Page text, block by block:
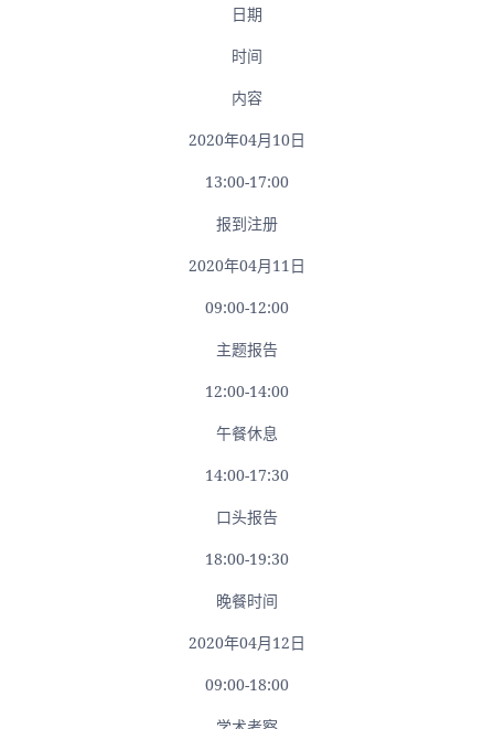
日期
时间
内容
2020年04月10日
13:00-17:00
报到注册
2020年04月11日
09:00-12:00
主题报告
12:00-14:00
午餐休息
14:00-17:30
口头报告
18:00-19:30
晚餐时间
2020年04月12日
09:00-18:00